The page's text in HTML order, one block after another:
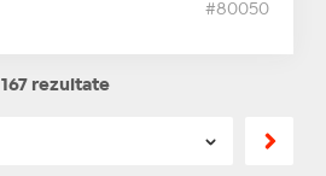
#80050
167 rezultate